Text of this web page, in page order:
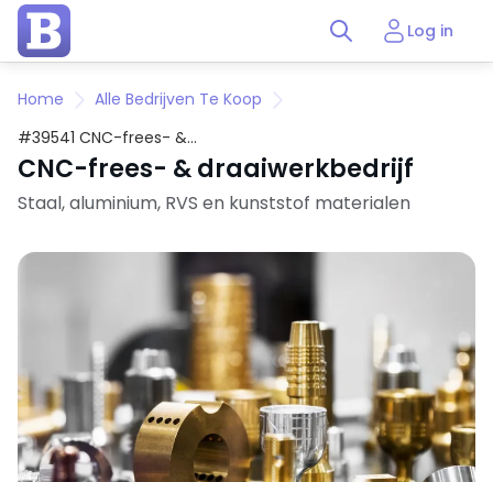
Log in
Home
Alle Bedrijven Te Koop
#39541 CNC-frees- &
draaiwerkbedrijf
CNC-frees- & draaiwerkbedrijf
Staal, aluminium, RVS en kunststof materialen